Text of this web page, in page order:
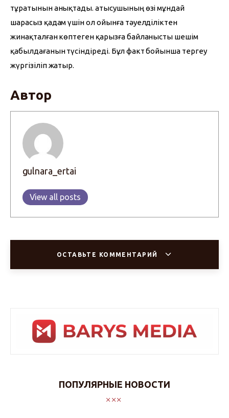
тұратынын анықтады. Қатысушының өзі мұндай
шарасыз қадам үшін ол ойынға тәуелділіктен
жинақталған көптеген қарызға байланысты шешім
қабылдағанын түсіндіреді. Бұл факт бойынша тергеу
жүргізіліп жатыр.
Автор
gulnara_ertai
View all posts
ОСТАВЬТЕ КОММЕНТАРИЙ
ПОПУЛЯРНЫЕ НОВОСТИ